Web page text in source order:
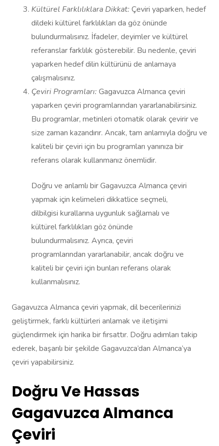
Kültürel Farklılıklara Dikkat: Çeviri yaparken, hedef
dildeki kültürel farklılıkları da göz önünde
bulundurmalısınız. İfadeler, deyimler ve kültürel
referanslar farklılık gösterebilir. Bu nedenle, çeviri
yaparken hedef dilin kültürünü de anlamaya
çalışmalısınız.
Çeviri Programları: Gagavuzca Almanca çeviri
yaparken çeviri programlarından yararlanabilirsiniz.
Bu programlar, metinleri otomatik olarak çevirir ve
size zaman kazandırır. Ancak, tam anlamıyla doğru ve
kaliteli bir çeviri için bu programları yanınıza bir
referans olarak kullanmanız önemlidir.
Doğru ve anlamlı bir Gagavuzca Almanca çeviri
yapmak için kelimeleri dikkatlice seçmeli,
dilbilgisi kurallarına uygunluk sağlamalı ve
kültürel farklılıkları göz önünde
bulundurmalısınız. Ayrıca, çeviri
programlarından yararlanabilir, ancak doğru ve
kaliteli bir çeviri için bunları referans olarak
kullanmalısınız.
Gagavuzca Almanca çeviri yapmak, dil becerilerinizi
geliştirmek, farklı kültürleri anlamak ve iletişimi
güçlendirmek için harika bir fırsattır. Doğru adımları takip
ederek, başarılı bir şekilde Gagavuzca’dan Almanca’ya
çeviri yapabilirsiniz.
Doğru Ve Hassas
Gagavuzca Almanca
Çeviri